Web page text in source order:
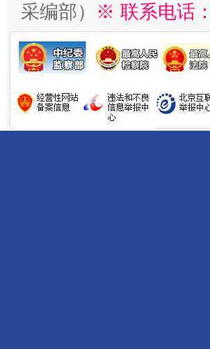
采编部） ※ 联系电话：